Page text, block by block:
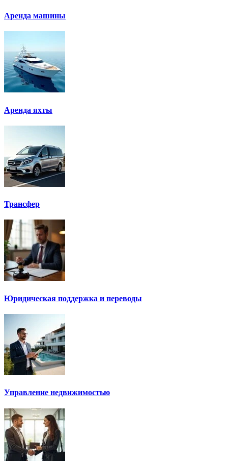
Аренда машины
Аренда яхты
Трансфер
Юридическая поддержка и переводы
Управление недвижимостью